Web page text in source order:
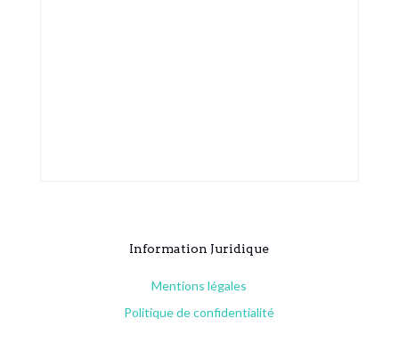
Information Juridique
Mentions légales
Politique de confidentialité